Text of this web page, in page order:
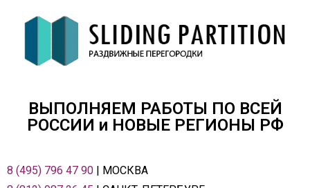
ВЫПОЛНЯЕМ РАБОТЫ ПО ВСЕЙ
РОСCИИ и НОВЫЕ РЕГИОНЫ РФ
8 (495) 796 47 90 | МОСКВА